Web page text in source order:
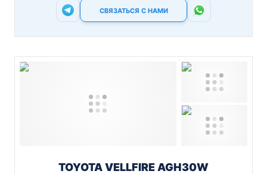
СВЯЗАТЬСЯ С НАМИ
TOYOTA VELLFIRE AGH30W